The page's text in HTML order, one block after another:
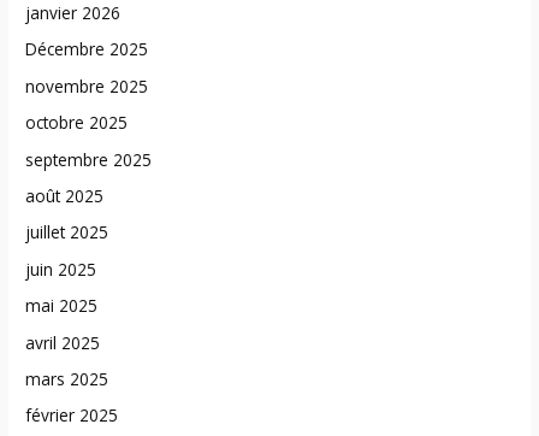
janvier 2026
Décembre 2025
novembre 2025
octobre 2025
septembre 2025
août 2025
juillet 2025
juin 2025
mai 2025
avril 2025
mars 2025
février 2025